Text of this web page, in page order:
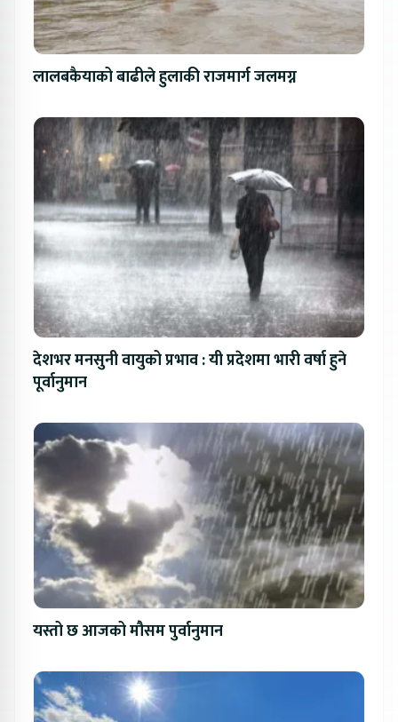
लालबकैयाको बाढीले हुलाकी राजमार्ग जलमग्न
देशभर मनसुनी वायुको प्रभाव : यी प्रदेशमा भारी वर्षा हुने
पूर्वानुमान
यस्तो छ आजको मौसम पुर्वानुमान